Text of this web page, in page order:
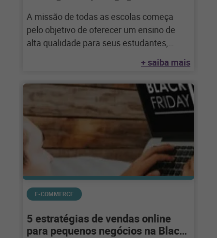
A missão de todas as escolas começa
pelo objetivo de oferecer um ensino de
alta qualidade para seus estudantes,
+ saiba mais
E-COMMERCE
5 estratégias ​de vendas online
para pequenos negócios na Black